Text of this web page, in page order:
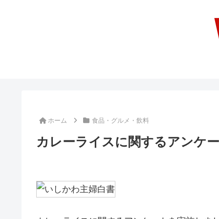
ホーム 食品・グルメ・飲料
カレーライスに関するアンケ